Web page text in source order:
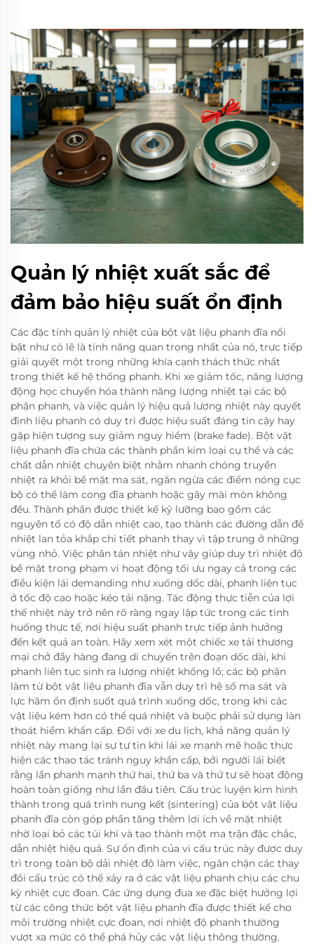
Quản lý nhiệt xuất sắc để
đảm bảo hiệu suất ổn định
Các đặc tính quản lý nhiệt của bột vật liệu phanh đĩa nổi
bật như có lẽ là tính năng quan trọng nhất của nó, trực tiếp
giải quyết một trong những khía cạnh thách thức nhất
trong thiết kế hệ thống phanh. Khi xe giảm tốc, năng lượng
động học chuyển hóa thành năng lượng nhiệt tại các bộ
phận phanh, và việc quản lý hiệu quả lượng nhiệt này quyết
định liệu phanh có duy trì được hiệu suất đáng tin cậy hay
gặp hiện tượng suy giảm nguy hiểm (brake fade). Bột vật
liệu phanh đĩa chứa các thành phần kim loại cụ thể và các
chất dẫn nhiệt chuyên biệt nhằm nhanh chóng truyền
nhiệt ra khỏi bề mặt ma sát, ngăn ngừa các điểm nóng cục
bộ có thể làm cong đĩa phanh hoặc gây mài mòn không
đều. Thành phần được thiết kế kỹ lưỡng bao gồm các
nguyên tố có độ dẫn nhiệt cao, tạo thành các đường dẫn để
nhiệt lan tỏa khắp chi tiết phanh thay vì tập trung ở những
vùng nhỏ. Việc phân tán nhiệt như vậy giúp duy trì nhiệt độ
bề mặt trong phạm vi hoạt động tối ưu ngay cả trong các
điều kiện lái demanding như xuống dốc dài, phanh liên tục
ở tốc độ cao hoặc kéo tải nặng. Tác động thực tiễn của lợi
thế nhiệt này trở nên rõ ràng ngay lập tức trong các tình
huống thực tế, nơi hiệu suất phanh trực tiếp ảnh hưởng
đến kết quả an toàn. Hãy xem xét một chiếc xe tải thương
mại chở đầy hàng đang di chuyển trên đoạn dốc dài, khi
phanh liên tục sinh ra lượng nhiệt khổng lồ; các bộ phận
làm từ bột vật liệu phanh đĩa vẫn duy trì hệ số ma sát và
lực hãm ổn định suốt quá trình xuống dốc, trong khi các
vật liệu kém hơn có thể quá nhiệt và buộc phải sử dụng làn
thoát hiểm khẩn cấp. Đối với xe du lịch, khả năng quản lý
nhiệt này mang lại sự tự tin khi lái xe mạnh mẽ hoặc thực
hiện các thao tác tránh nguy khẩn cấp, bởi người lái biết
rằng lần phanh mạnh thứ hai, thứ ba và thứ tư sẽ hoạt động
hoàn toàn giống như lần đầu tiên. Cấu trúc luyện kim hình
thành trong quá trình nung kết (sintering) của bột vật liệu
phanh đĩa còn góp phần tăng thêm lợi ích về mặt nhiệt
nhờ loại bỏ các túi khí và tạo thành một ma trận đặc chắc,
dẫn nhiệt hiệu quả. Sự ổn định của vi cấu trúc này được duy
trì trong toàn bộ dải nhiệt độ làm việc, ngăn chặn các thay
đổi cấu trúc có thể xảy ra ở các vật liệu phanh chịu các chu
kỳ nhiệt cực đoan. Các ứng dụng đua xe đặc biệt hưởng lợi
từ các công thức bột vật liệu phanh đĩa được thiết kế cho
môi trường nhiệt cực đoan, nơi nhiệt độ phanh thường
vượt xa mức có thể phá hủy các vật liệu thông thường.